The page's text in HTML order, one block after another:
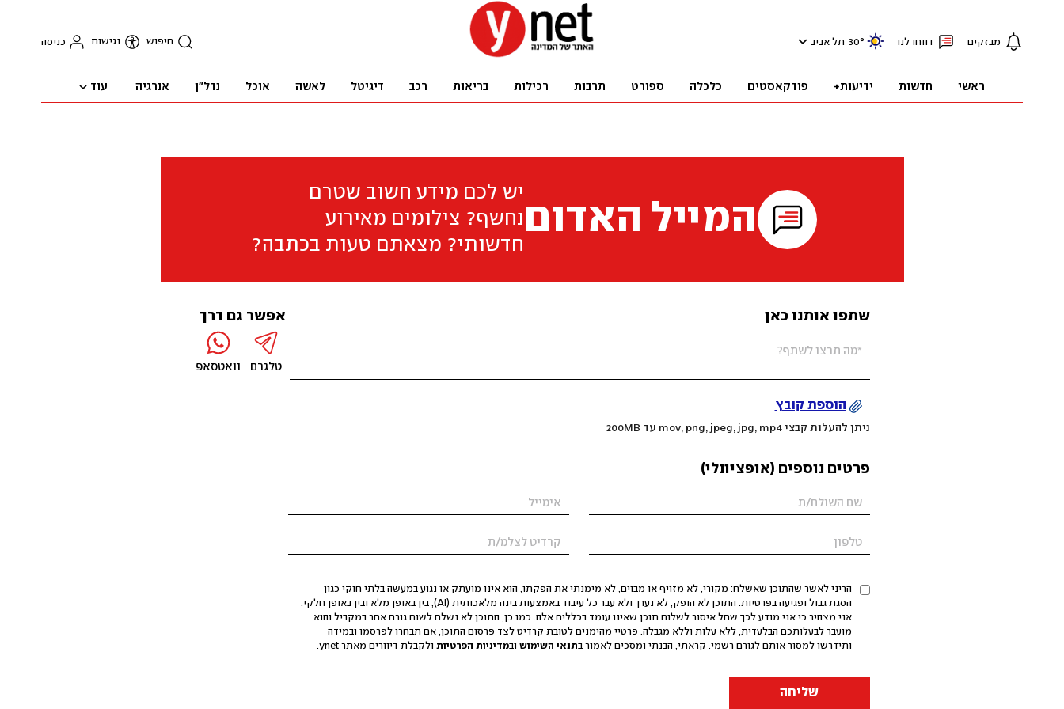
מבזקים דווחו לנו 30° תל אביב חיפוש נגישות כניסה
ראשי חדשות ידיעות+ פודקאסטים כלכלה ספורט תרבות רכילות בריאות רכב דיגיטל לאשה אוכל נדל"ן אנרגיה עוד
המייל האדום
יש לכם מידע חשוב שטרם
נחשף? צילומים מאירוע
חדשותי? מצאתם טעות בכתבה?
שתפו אותנו כאן
הוספת קובץ
ניתן להעלות קבצי mov, png, jpeg, jpg, mp4 עד 200MB
פרטים נוספים (אופציונלי)
הריני לאשר שהתוכן שאשלח: מקורי, לא מזויף או מבוים, לא מימנתי את הפקתו, הוא אינו מועתק או נגוע במעשה בלתי חוקי כגון
הסגת גבול ופגיעה בפרטיות. התוכן לא הופק, לא נערך ולא עבר כל עיבוד באמצעות בינה מלאכותית (AI), בין באופן מלא ובין באופן חלקי.
אני מצהיר כי אני מודע לכך שחל איסור לשלוח תוכן שאינו עומד בכללים אלה. כמו כן, התוכן לא נשלח לשום גורם אחר במקביל והוא
מועבר לבעלותכם הבלעדית, ללא עלות וללא מגבלה. פרטיי מהימנים לטובת קרדיט לצד פרסום התוכן, אם תבחרו לפרסמו ובמידה
ותידרשו למסור אותם לגורם רשמי. קראתי, הבנתי ומסכים לאמור בתנאי השימוש ובמדיניות הפרטיות ולקבלת דיוורים מאתר ynet.
שליחה
אפשר גם דרך
טלגרם וואטסאפ